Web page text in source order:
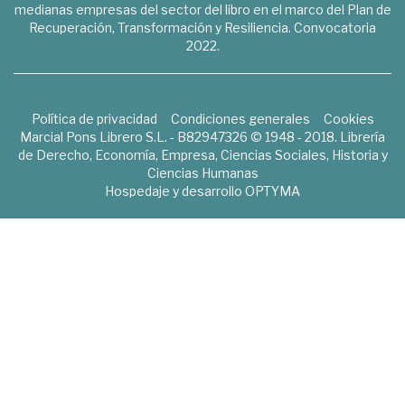
medianas empresas del sector del libro en el marco del Plan de
Recuperación, Transformación y Resiliencia. Convocatoria
2022.
Política de privacidad Condiciones generales
Cookies
Marcial Pons Librero S.L. - B82947326 © 1948 - 2018. Librería
de Derecho, Economía, Empresa, Ciencias Sociales, Historia y
Ciencias Humanas
Hospedaje y desarrollo OPTYMA